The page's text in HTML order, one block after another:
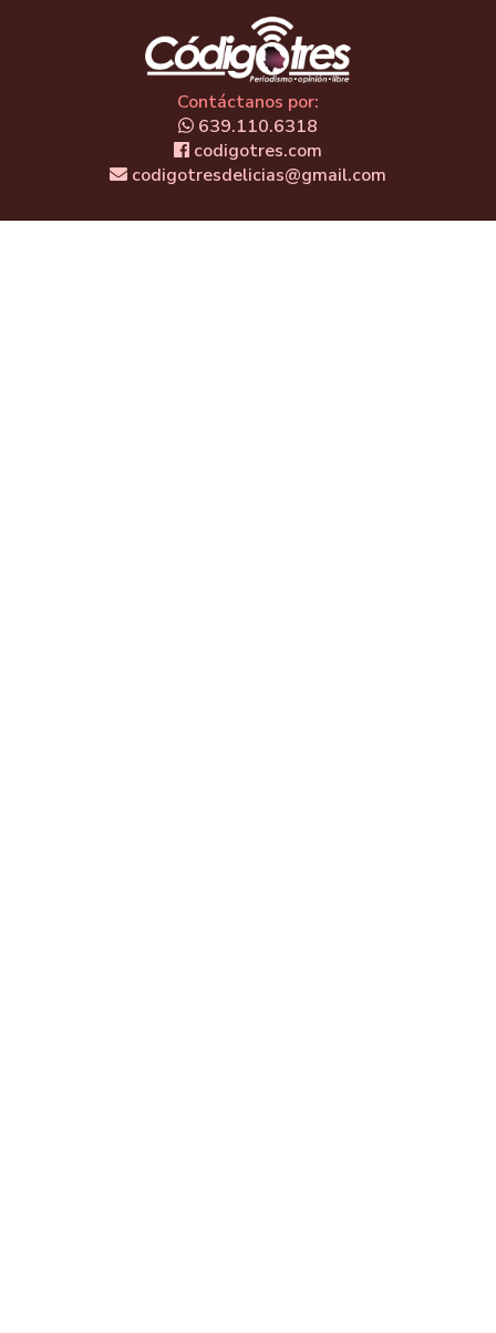
Contáctanos por:
639.110.6318
codigotres.com
codigotresdelicias@gmail.com